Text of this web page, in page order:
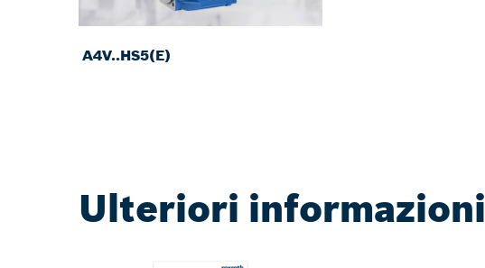
A4V..HS5(E)
Ulteriori informazioni